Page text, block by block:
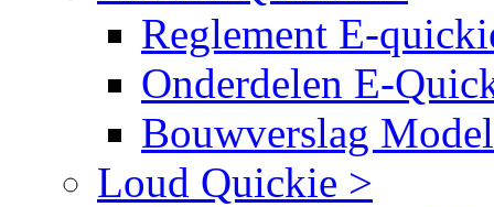
Reglement E-
Onderdelen E-
Bouwverslag
Loud Quickie >